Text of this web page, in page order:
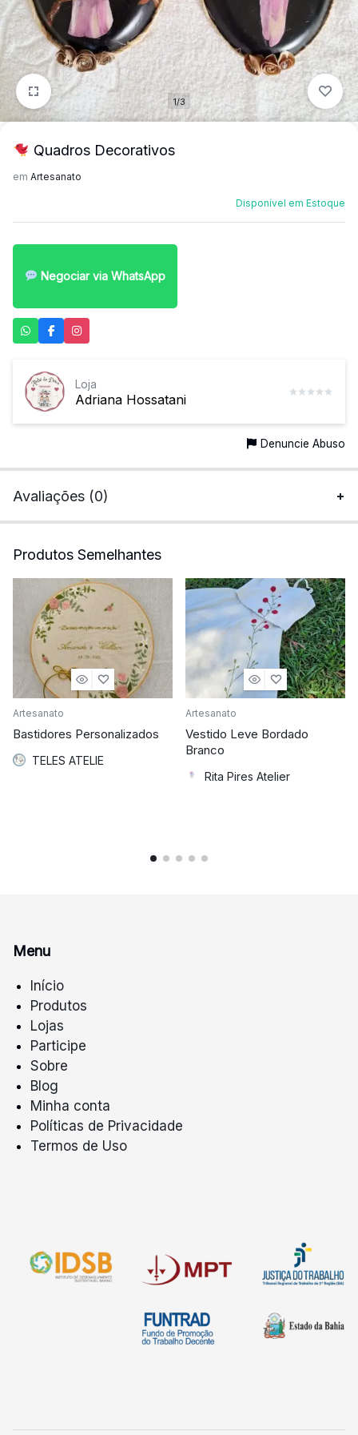
mais
precisa!
1/3
Quadros Decorativos
em Artesanato
Disponível em Estoque
Negociar via WhatsApp
Adriana Hossatani
Loja
Denuncie Abuso
Avaliações (0)
Produtos Semelhantes
Artesanato
Bastidores Personalizados
TELES ATELIE
Artesanato
Vestido Leve Bordado
Branco
Rita Pires Atelier
Menu
Início
Produtos
Lojas
Participe
Sobre
Blog
Minha conta
Políticas de Privacidade
Termos de Uso